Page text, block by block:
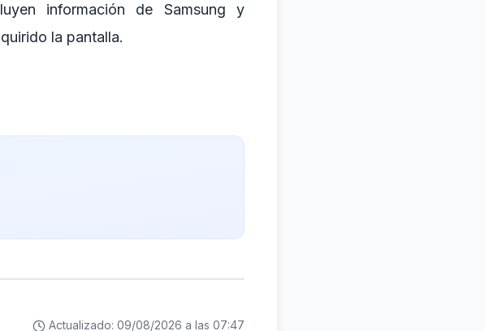
información de Samsung y
la pantalla.
Actualizado: 09/08/2026 a las 07:47